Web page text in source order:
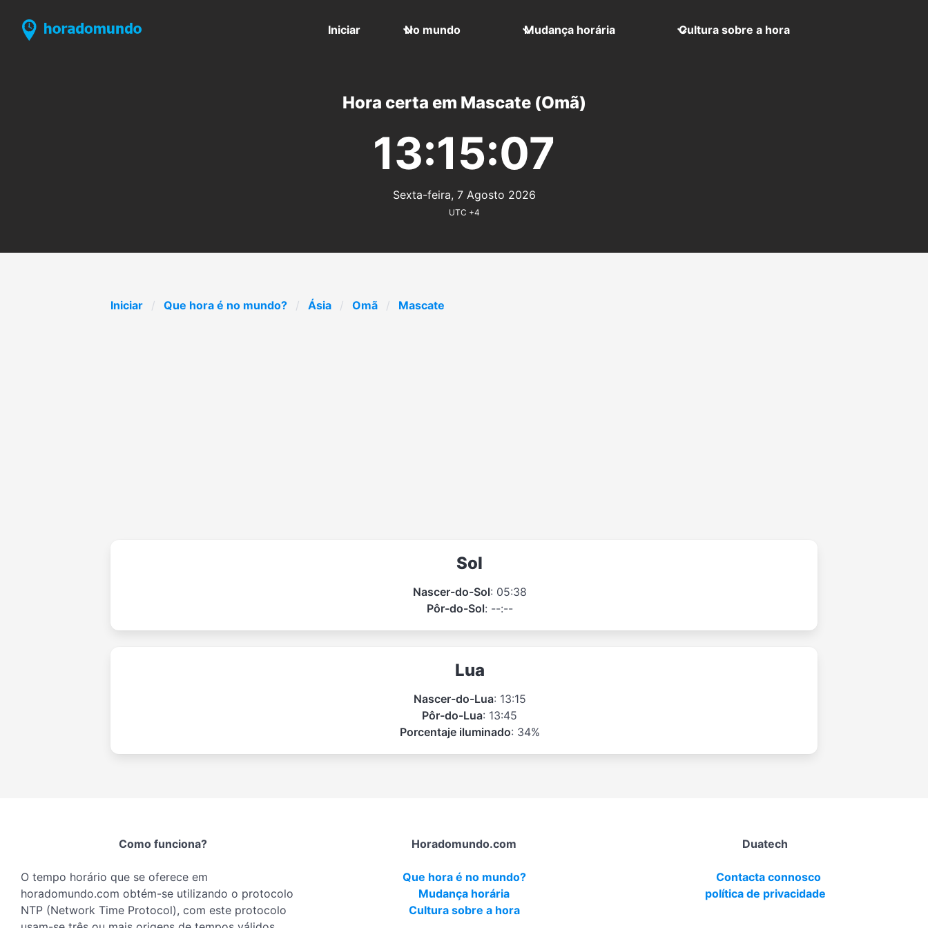
Iniciar No mundo Mudança horária Cultura sobre a hora
Hora certa em Mascate (Omã)
13:15:07
Sexta-feira, 7 Agosto 2026
UTC +4
Iniciar Que hora é no mundo? Ásia Omã Mascate
Sol
Nascer-do-Sol: 05:38
Pôr-do-Sol: --:--
Lua
Nascer-do-Lua: 13:15
Pôr-do-Lua: 13:45
Porcentaje iluminado: 34%
Como funciona?
O tempo horário que se oferece em
horadomundo.com obtém-se utilizando o protocolo
NTP (Network Time Protocol), com este protocolo
Horadomundo.com
Que hora é no mundo?
Mudança horária
Cultura sobre a hora
Duatech
Contacta connosco
política de privacidade